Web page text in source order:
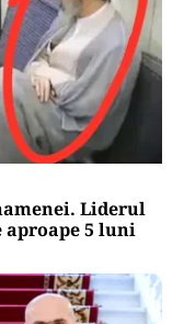
Liderul
5 luni